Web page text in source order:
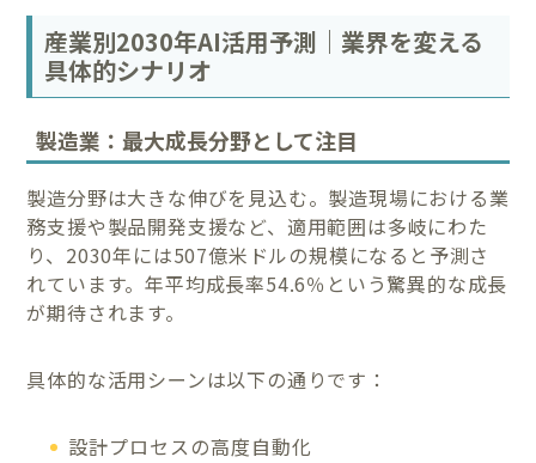
産業別2030年AI活用予測｜業界を変える
具体的シナリオ
製造業：最大成長分野として注目
製造分野は大きな伸びを見込む。製造現場における業
務支援や製品開発支援など、適用範囲は多岐にわた
り、2030年には507億米ドルの規模になると予測さ
れています。年平均成長率54.6％という驚異的な成長
が期待されます。
具体的な活用シーンは以下の通りです：
設計プロセスの高度自動化